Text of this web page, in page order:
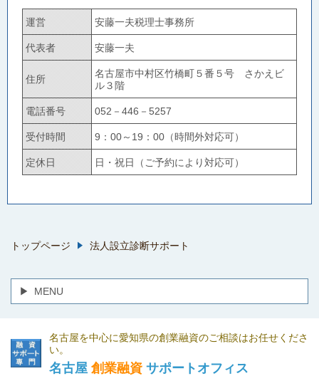
運営 安藤一夫税理士事務所
代表者 安藤一夫
住所
名古屋市中村区竹橋町５番５号 さかえビ
ル３階
電話番号 052－446－5257
受付時間 9：00～19：00（時間外対応可）
定休日 日・祝日（ご予約により対応可）
トップページ 法人設立診断サポート
MENU
名古屋を中心に愛知県の創業融資のご相談はお任せくださ
い。
名古屋 創業融資 サポートオフィス